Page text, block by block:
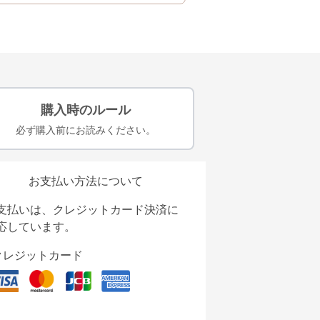
購入時のルール
必ず購入前にお読みください。
お支払い方法について
払いは、クレジットカード決済に
しています。
レジットカード